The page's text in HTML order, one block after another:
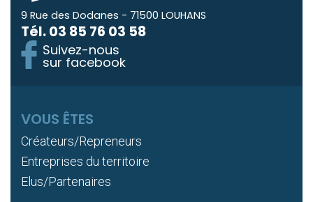
9 Rue des Dodanes - 71500 LOUHANS
Tél.03 85 76 03 58
Suivez-nous
sur facebook
VOUS ÊTES
Créateurs/Repreneurs
Entreprises du territoire
Elus/Partenaires